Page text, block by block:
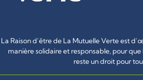
La Raison d’être de La Mutuelle Verte est
manière solidaire et responsable, pour que
reste un droit pour